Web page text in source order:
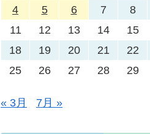
4
5 6 7 8
11
12 13 14 15
18
19 20 21 22
25
26 27 28 29
« 3月 7月 »